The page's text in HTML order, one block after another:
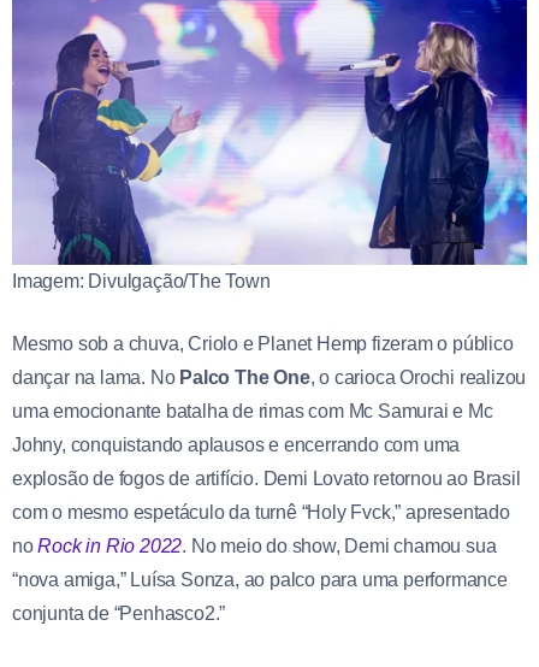
Imagem: Divulgação/The Town
Mesmo sob a chuva, Criolo e Planet Hemp fizeram o público
dançar na lama. No Palco The One, o carioca Orochi realizou
uma emocionante batalha de rimas com Mc Samurai e Mc
Johny, conquistando aplausos e encerrando com uma
explosão de fogos de artifício. Demi Lovato retornou ao Brasil
com o mesmo espetáculo da turnê “Holy Fvck,” apresentado
noRock in Rio 2022. No meio do show, Demi chamou sua
“nova amiga,” Luísa Sonza, ao palco para uma performance
conjunta de “Penhasco2.”